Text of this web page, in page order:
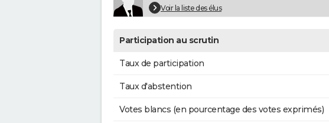
Voir la liste des élus
Participation au scrutin
Taux de participation
Taux d'abstention
Votes blancs (en pourcentage des votes exprimés)